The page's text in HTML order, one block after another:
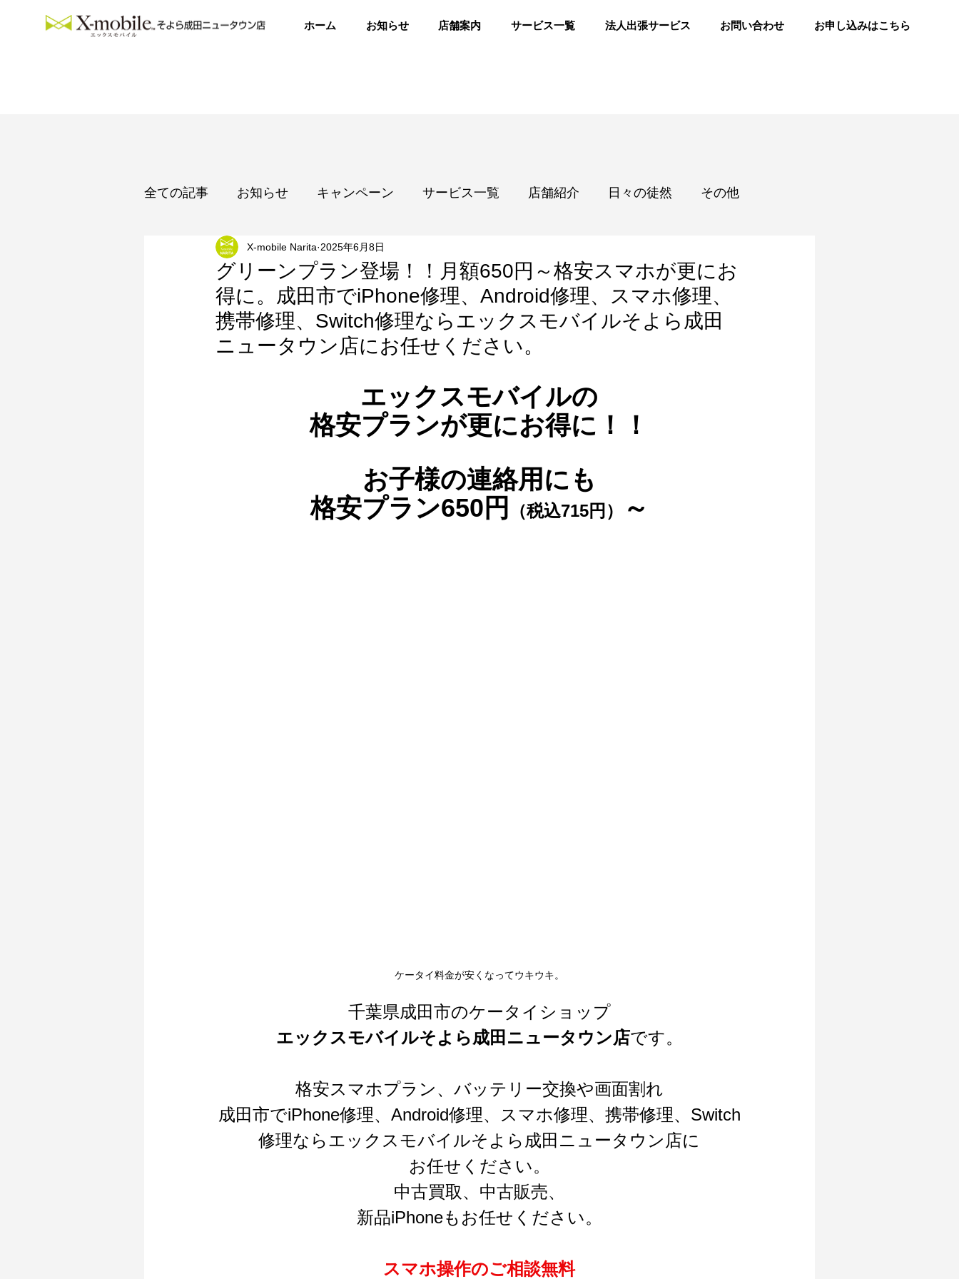
ホーム お知らせ 店舗案内 サービス一覧 法人出張サービス お問い合わせ お申し込みはこちら
全ての記事 お知らせ キャンペーン サービス一覧 店舗紹介 日々の徒然 その他
カレンダー
グリーンプラン登場！！月額650円～格安スマホが更にお
得に。成田市でiPhone修理、Android修理、スマホ修理、
携帯修理、Switch修理ならエックスモバイルそよら成田
ニュータウン店にお任せください。
X-mobile Narita 2025年6月8日
エックスモバイルの
格安プランが更にお得に！！
お子様の連絡用にも
格安プラン650円
（税込715円） ～
ケータイ料金が安くなってウキウキ。
千葉県成田市のケータイショップ
エックスモバイルそよら成田ニュータウン店です。
格安スマホプラン、バッテリー交換や画面割れ
成田市でiPhone修理、Android修理、スマホ修理、携帯修理、Switch
修理ならエックスモバイルそよら成田ニュータウン店に
お任せください。
中古買取、中古販売、
新品iPhoneもお任せください。
スマホ操作のご相談無料